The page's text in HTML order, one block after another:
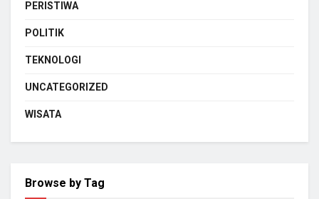
PERISTIWA
POLITIK
TEKNOLOGI
UNCATEGORIZED
WISATA
Browse by Tag